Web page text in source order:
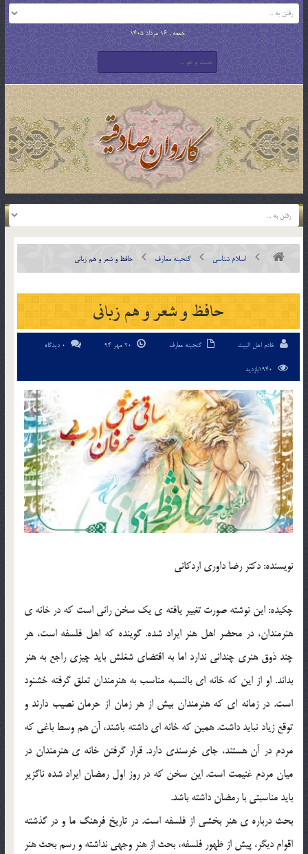
جمعه , 16 مرداد 1405
اسلام شناسی گنجینه معارف حافظ و شعر و هم زبانی
حافظ و شعر و هم زبانی
خادم اهل البیت گنجینه معارف 0 دیدگاه
نویسنده: دکتر رضا داوری اردکانی
چکیده: این نوشته صورت تغییر یافته ی یک سخن رانی است که در خانه ی
هنرمندان، در محضر اهل هنر ایراد شده. گوینده که اهل فلسفه است، هر
چند ذوق هنری چندانی ندارد اما به اقتضای شغلش باید چیزی راجع به هنر
بداند. او از این که خانه ای بالنسبه مناسب به هنرمندان تعلق گرفته خشنود
است. در زمانه ای که هنرمندان بیش از هر زمان از حرمان نصیب دارند و
توقع زیاد نباید داشت. همین که خانه ای داشته باشند، آن هم وسط باغی که
مردم در آن هستند، جای خرسندی دارد. قرار گرفتن خانه ی هنرمندان در
میان مردم غنیمت است. این سخن که در روز اول رمضان ایراد شده ناگزیر
باید مناسبتی با رمضان داشته باشد.
بحث درباره ی هنر بخشی از فلسفه است. در تاریخ فرهنگ ما و در گذشته
اقوام دیگر، پیش از ظهور فلسفه، بحث از هنر وجهی نداشته و رسم بحث هنر